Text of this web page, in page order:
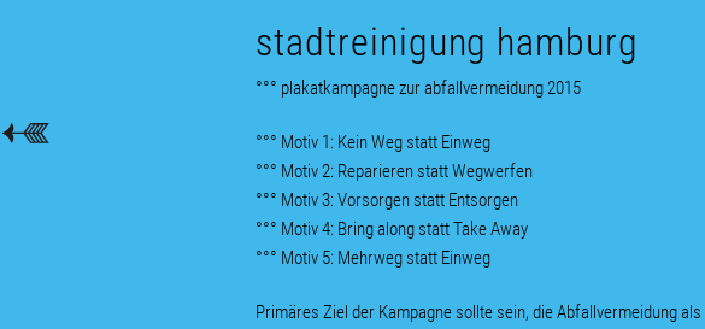
stadtreinigung hamburg
°°° plakatkampagne zur abfallvermeidung 2015
°°° Motiv 1: Kein Weg statt Einweg
°°° Motiv 2: Reparieren statt Wegwerfen
°°° Motiv 3: Vorsorgen statt Entsorgen
°°° Motiv 4: Bring along statt Take Away
°°° Motiv 5: Mehrweg statt Einweg
Primäres Ziel der Kampagne sollte sein, die Abfallvermeidung